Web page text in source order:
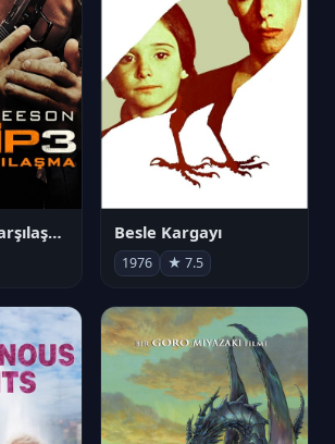
Takip 3: Son Karşılaşma Besle Kargayı
1976 ★ 7.5